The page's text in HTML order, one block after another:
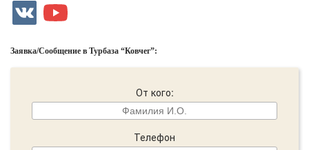
Заявка/Сообщение в Турбаза “Ковчег”:
От кого:
Телефон